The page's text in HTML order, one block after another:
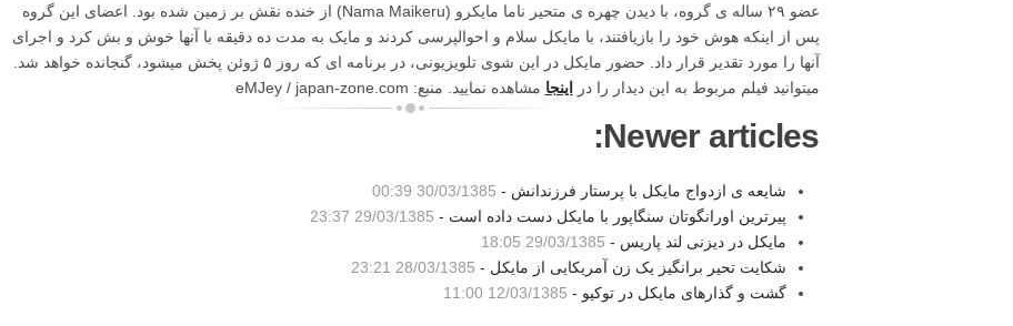
عضو ۲۹ ساله ی گروه، با دیدن چهره ی متحیر ناما مایکرو (Nama Maikeru) از خنده نقش بر زمین شده بود. اعضای این گروه
پس از اینکه هوش خود را بازیافتند، با مایکل سلام و احوالپرسی کردند و مایک به مدت ده دقیقه با آنها خوش و بش کرد و اجرای
آنها را مورد تقدیر قرار داد. حضور مایکل در این شوی تلویزیونی، در برنامه ای که روز ۵ ژوئن پخش میشود، گنجانده خواهد شد.
میتوانید فیلم مربوط به این دیدار را در
اینجا مشاهده نمایید. منبع: eMJey / japan-zone.com
Newer articles:
شایعه ی ازدواج مایکل با پرستار فرزندانش - 30/03/1385 00:39
پیرترین اورانگوتان سنگاپور با مایکل دست داده است - 29/03/1385 23:37
مایکل در دیزنی لند پاریس - 29/03/1385 18:05
شکایت تحیر برانگیز یک زن آمریکایی از مایکل - 28/03/1385 23:21
گشت و گذارهای مایکل در توکیو - 12/03/1385 11:00